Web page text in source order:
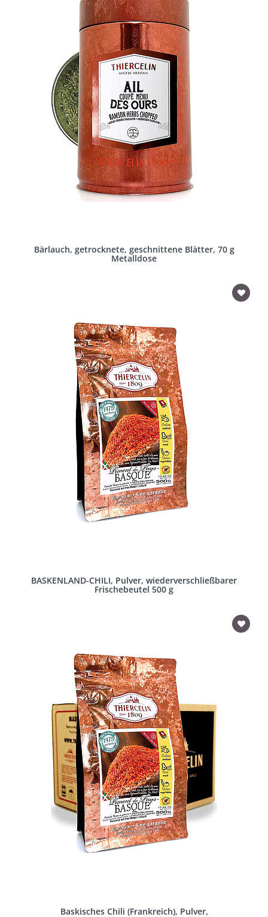
Bärlauch, getrocknete, geschnittene Blätter, 70 g
Metalldose
BASKENLAND-CHILI, Pulver, wiederverschließbarer
Frischebeutel 500 g
Baskisches Chili (Frankreich), Pulver,